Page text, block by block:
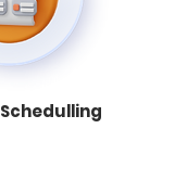
Schedulling